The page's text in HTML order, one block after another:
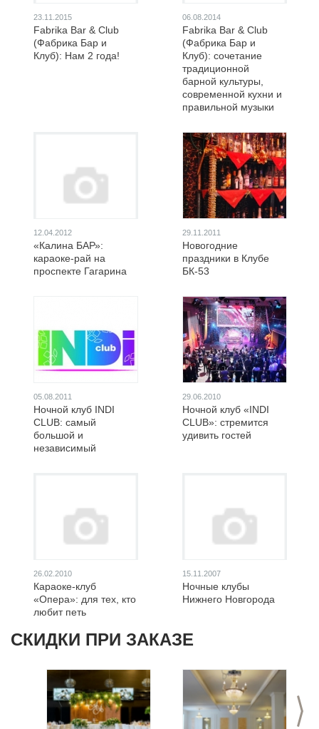
23.11.2015
Fabrika Bar & Club
(Фабрика Бар и
Клуб): Нам 2 года!
06.08.2014
Fabrika Bar & Club
(Фабрика Бар и
Клуб): сочетание
традиционной
барной культуры,
современной кухни и
правильной музыки
12.04.2012
«Калина БАР»:
караоке-рай на
проспекте Гагарина
29.11.2011
Новогодние
праздники в Клубе
БК-53
05.08.2011
Ночной клуб INDI
CLUB: самый
большой и
независимый
29.06.2010
Ночной клуб «INDI
CLUB»: стремится
удивить гостей
26.02.2010
Караоке-клуб
«Опера»: для тех, кто
любит петь
15.11.2007
Ночные клубы
Нижнего Новгорода
СКИДКИ ПРИ ЗАКАЗЕ
>